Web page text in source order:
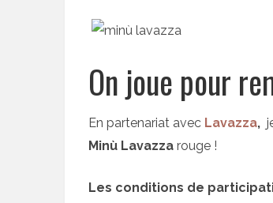
On joue pour
En partenariat avec Lavazza,
Minù Lavazza rouge !
Les conditions de